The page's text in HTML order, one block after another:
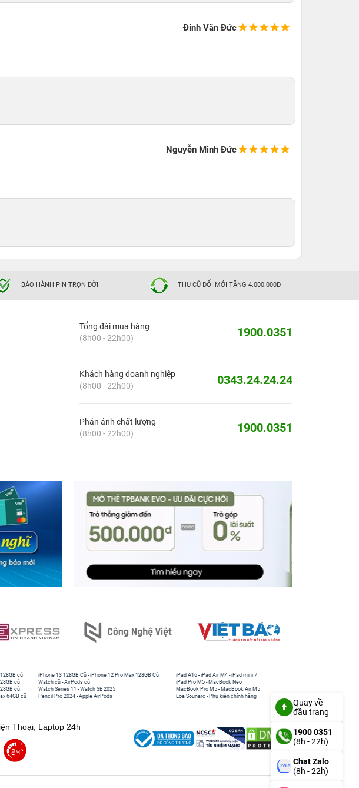
Đinh Văn Đức
Nguyễn Minh Đức
BẢO HÀNH PIN TRỌN ĐỜI THU CŨ ĐỔI MỚI TẶNG 4.000.000Đ
Tổng đài mua hàng
(8h00 - 22h00)
1900.0351
Khách hàng doanh nghiệp
(8h00 - 22h00)
0343.24.24.24
Phản ánh chất lượng
(8h00 - 22h00)
1900.0351
cũ
cũ
cũ
64GB cũ
iPhone 13 128GB Cũ -iPhone 12 Pro Max 128GB Cũ
Watch cũ -AirPods cũ
Watch Series 11 -Watch SE 2025
Pencil Pro 2024 -Apple AirPods
iPad A16 -iPad Air M4 -iPad mini 7
iPad Pro M5 - MacBook Neo
MacBook Pro M5 - MacBook Air M5
Loa Sounarc - Phụ kiện chính hãng
Thoại, Laptop 24h
Quay về
đầu trang
1900 0351
(8h - 22h)
Chat Zalo
(8h - 22h)